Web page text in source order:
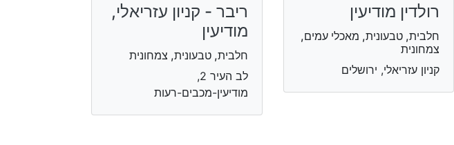
רולדין מודיעין
חלבית, טבעונית, מאכלי עמים,
צמחונית
קניון עזריאלי, ירושלים
ריבר - קניון עזריאלי,
מודיעין
חלבית, טבעונית, צמחונית
לב העיר 2,
מודיעין-מכבים-רעות